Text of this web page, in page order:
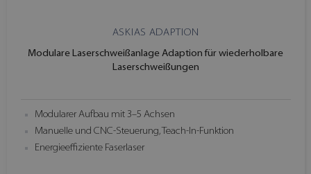
ASKIAS ADAPTION
Modulare Laserschweißanlage Adaption für wiederholbare
Laserschweißungen
Modularer Aufbau mit 3–5 Achsen
Manuelle und CNC-Steuerung, Teach-In-Funktion
Energieeffiziente Faserlaser